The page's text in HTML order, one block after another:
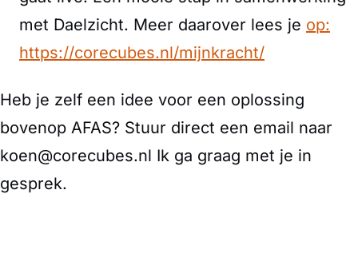
met Daelzicht. Meer daarover lees je op:
https://corecubes.nl/mijnkracht/
Heb je zelf een idee voor een oplossing
bovenop AFAS? Stuur direct een email naar
koen@corecubes.nl Ik ga graag met je in
gesprek.